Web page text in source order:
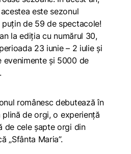
este sezonul
de 59 de spectacole!
la ediția cu numărul 30,
23 iunie – 2 iulie și
evenimente și 5000 de
românesc debutează în
plină de orgi, o experiență
de cele șapte orgi din
„Sfânta Maria”.